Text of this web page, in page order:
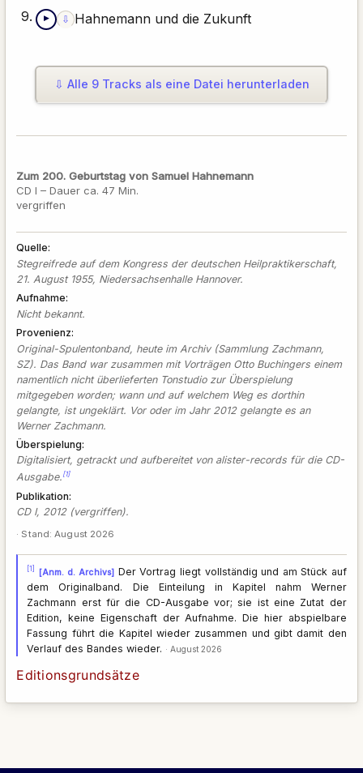
Inhaltsangabe (Text-Alternative)
▶ ⇩ Hahnemann und die Zukunft
⇩ Alle 9 Tracks als eine Datei herunterladen
Zum 200. Geburtstag von Samuel Hahnemann
CD I – Dauer ca. 47 Min.
vergriffen
Quelle
Stegreifrede auf dem Kongress der deutschen Heilpraktikerschaft,
21. August 1955, Niedersachsenhalle Hannover.
Aufnahme
Nicht bekannt.
Provenienz
Original-Spulentonband, heute im Archiv (Sammlung Zachmann,
SZ). Das Band war zusammen mit Vorträgen Otto Buchingers einem
namentlich nicht überlieferten Tonstudio zur Überspielung
mitgegeben worden; wann und auf welchem Weg es dorthin
gelangte, ist ungeklärt. Vor oder im Jahr 2012 gelangte es an
Werner Zachmann.
Überspielung
Digitalisiert, getrackt und aufbereitet von alister-records für die CD-
Ausgabe. [1]
Publikation
CD I, 2012 (vergriffen).
· Stand: August 2026
[1] [Anm. d. Archivs] Der Vortrag liegt vollständig und am Stück auf
dem Originalband. Die Einteilung in Kapitel nahm Werner
Zachmann erst für die CD-Ausgabe vor; sie ist eine Zutat der
Edition, keine Eigenschaft der Aufnahme. Die hier abspielbare
Fassung führt die Kapitel wieder zusammen und gibt damit den
Verlauf des Bandes wieder.
August 2026
Editionsgrundsätze